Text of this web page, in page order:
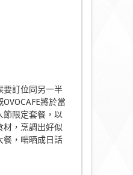
要訂位同另一半
將於當
節限定套餐，以
材，烹調出好似
餐，啱晒成日話